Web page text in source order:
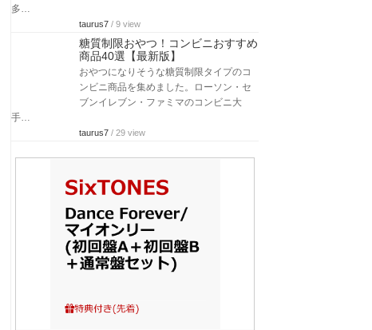
多…
taurus7 / 9 view
糖質制限おやつ！コンビニおすすめ
商品40選【最新版】
おやつになりそうな糖質制限タイプのコ
ンビニ商品を集めました。ローソン・セ
ブンイレブン・ファミマのコンビニ大
手…
taurus7 / 29 view